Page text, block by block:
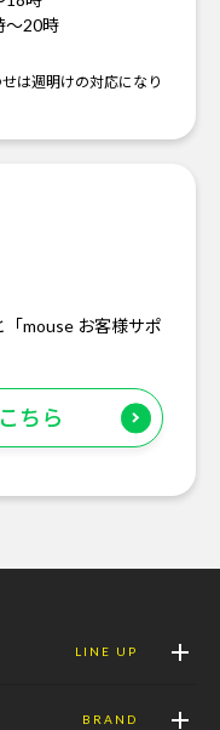
～20時
は週明けの対応になり
mouse お客様サポ
ちら
LINE UP
BRAND